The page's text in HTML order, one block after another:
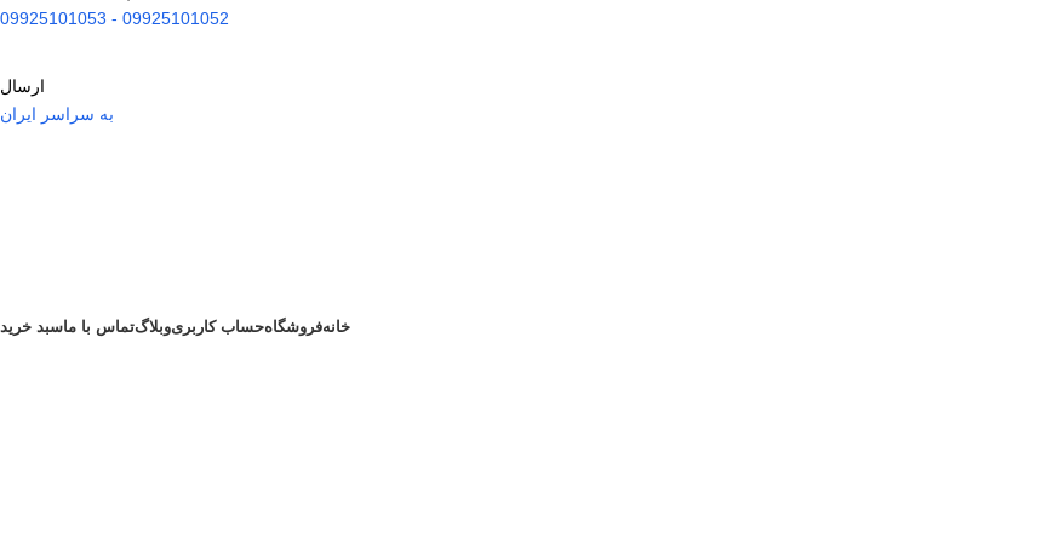
09925101052 - 09925101053
ارسال
به سراسر ایران
خانهفروشگاهحساب کاربریوبلاگتماس با ماسبد خرید